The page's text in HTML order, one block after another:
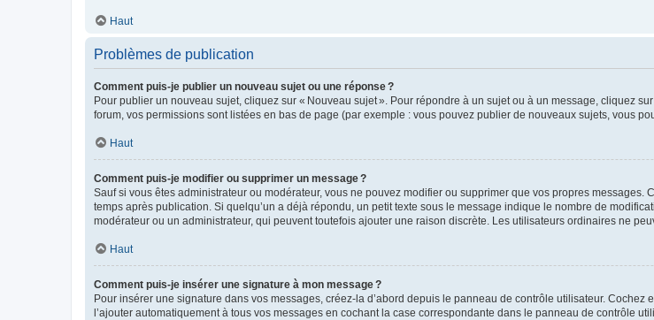
Haut
Problèmes de publication
Comment puis-je publier un nouveau sujet ou une réponse ?
Pour publier un nouveau sujet, cliquez sur « Nouveau sujet ». Pour répondre à un sujet ou à un message, cliquez
forum, vos permissions sont listées en bas de page (par exemple : vous pouvez publier de nouveaux sujets, vous
Haut
Comment puis-je modifier ou supprimer un message ?
Sauf si vous êtes administrateur ou modérateur, vous ne pouvez modifier ou supprimer que vos propres
temps après publication. Si quelqu’un a déjà répondu, un petit texte sous le message indique le nombre de
modérateur ou un administrateur, qui peuvent toutefois ajouter une raison discrète. Les utilisateurs ordinaires ne
Haut
Comment puis-je insérer une signature à mon message ?
Pour insérer une signature dans vos messages, créez-la d’abord depuis le panneau de contrôle utilisateur.
l’ajouter automatiquement à tous vos messages en cochant la case correspondante dans le panneau de contrôle